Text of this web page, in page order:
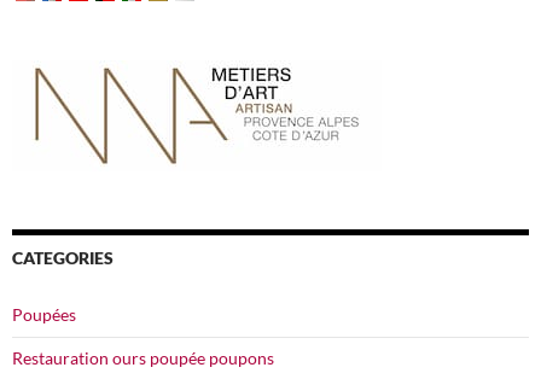
CATEGORIES
Poupées
Restauration ours poupée poupons